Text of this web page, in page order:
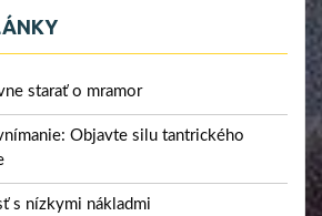
starať o mramor
Objavte silu tantrického
s nízkymi nákladmi